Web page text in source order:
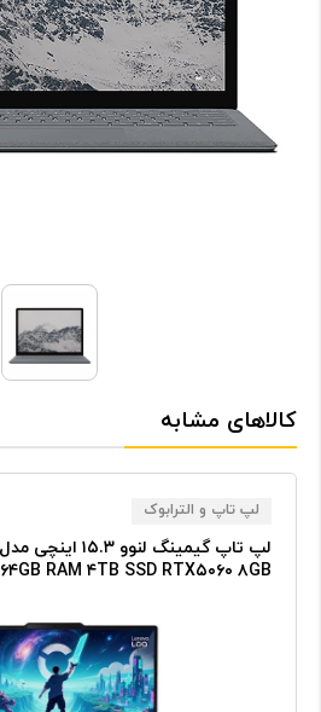
کالاهای مشابه
لپ تاپ و الترابوک
۶۴GB RAM ۴TB SSD RTX۵۰۶۰ ۸GB